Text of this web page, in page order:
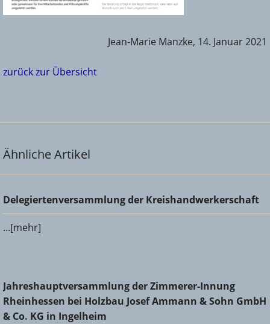
Jean-Marie Manzke, 14. Januar 2021
zurück zur Übersicht
Ähnliche Artikel
Delegiertenversammlung der Kreishandwerkerschaft
Delegiertenversammlung der Kreishandwerkerschaft
...[mehr]
Jahreshauptversammlung der Zimmerer-Innung
Rheinhessen bei Holzbau Josef Ammann & Sohn GmbH &
Co. KG in Ingelheim
Jahreshauptversammlung der Zimmerer-Innung
Rheinhessen bei Holzbau Josef Ammann & Sohn GmbH
& Co. KG in Ingelheim